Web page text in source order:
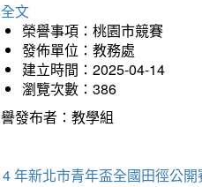
文
榮譽事項：桃園市競賽
發佈單位：教務處
建立時間：2025-04-14
瀏覽次數：386
發布者：教學組
年新北市青年盃全國田徑公開